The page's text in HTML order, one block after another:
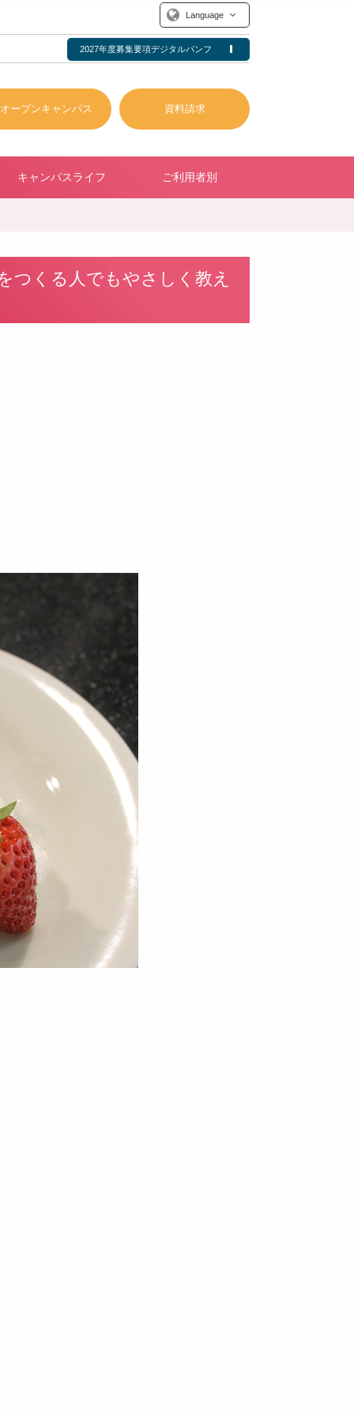
Language
2027年度募集要項デジタルパンフ
オープンキャンパス 資料請求
キャンパスライフ ご利用者別
つくる人でもやさしく教え